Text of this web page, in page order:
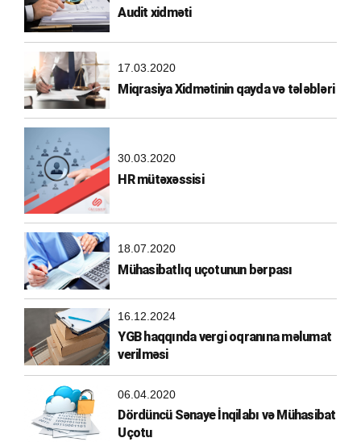
Audit xidməti
17.03.2020
Miqrasiya Xidmətinin qayda və tələbləri
30.03.2020
HR mütəxəssisi
18.07.2020
Mühasibatlıq uçotunun bərpası
16.12.2024
YGB haqqında vergi oqranına məlumat
verilməsi
06.04.2020
Dördüncü Sənaye İnqilabı və Mühasibat
Uçotu